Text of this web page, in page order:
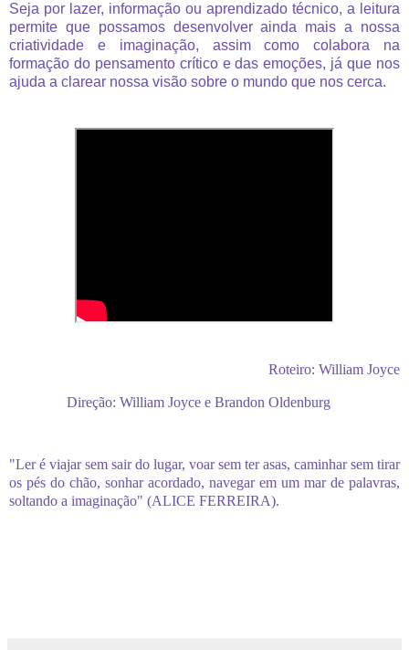
Seja por lazer, informação ou aprendizado técnico, a leitura
permite que possamos desenvolver ainda mais a nossa
criatividade e imaginação, assim como colabora na
formação do pensamento crítico e das emoções, já que nos
ajuda a clarear nossa visão sobre o mundo que nos cerca.
Roteiro: William Joyce
Direção: William Joyce e Brandon Oldenburg
"Ler é viajar sem sair do lugar, voar sem ter asas, caminhar sem tirar
os pés do chão, sonhar acordado, navegar em um mar de palavras,
soltando a imaginação" (ALICE FERREIRA).